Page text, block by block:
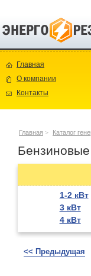
Главная
О компании
Контакты
Главная > Каталог
Бензиновые
1-2 кВт
3 кВт
4 кВт
<< Предыдущая